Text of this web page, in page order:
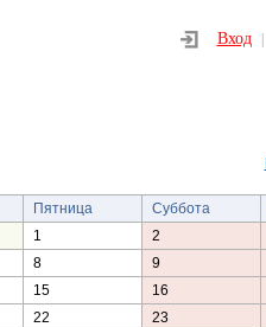
Вход
Пятница Суббота
1 2
8 9
15 16
22 23